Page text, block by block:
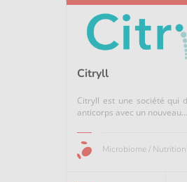
Citryll
Citryll est une société qui
anticorps avec un nouveau...
Microbiome / Nutrition